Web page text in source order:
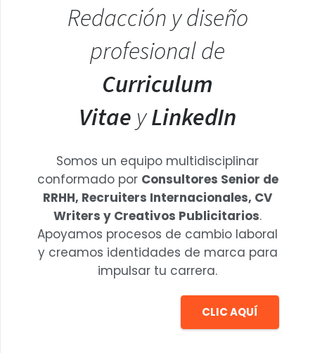
Redacción y diseño
profesional de
Curriculum
Vitae yLinkedIn
Somos un equipo multidisciplinar
conformado por Consultores Senior de
RRHH, Recruiters Internacionales, CV
Writers y Creativos Publicitarios.
Apoyamos procesos de cambio laboral
y creamos identidades de marca para
impulsar tu carrera.
CLIC AQUÍ